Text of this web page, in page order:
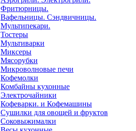
Фритюрницы.
Вафельницы. Сэндвичницы.
Мультипекари.
Тостеры
Мультиварки
Миксеры
Мясорубки
Микроволновые печи
Кофемолки
Комбайны кухонные
Электрочайники
Кофеварки. и Кофемашины
Сушилки для овощей и фруктов
Соковыжималки